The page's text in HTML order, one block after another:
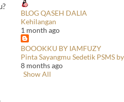
BLOG QASEH DALIA
Kehilangan
1 month ago
BOOOKKU BY IAMFUZY
Pinta Sayangmu Sedetik PSMS
8 months ago
Show All